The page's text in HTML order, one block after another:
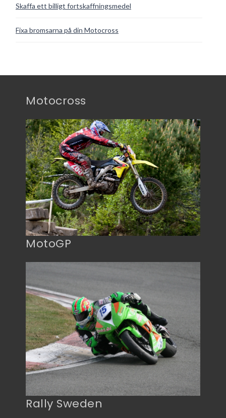
Skaffa ett billigt fortskaffningsmedel
Fixa bromsarna på din Motocross
Motocross
MotoGP
Rally Sweden